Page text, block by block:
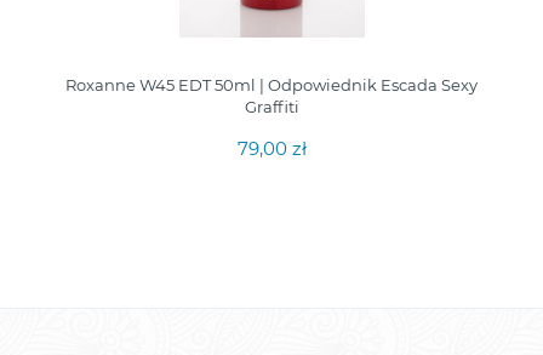
Roxanne W45 EDT 50ml | Odpowiednik Escada Sexy
Graffiti
79,00 zł